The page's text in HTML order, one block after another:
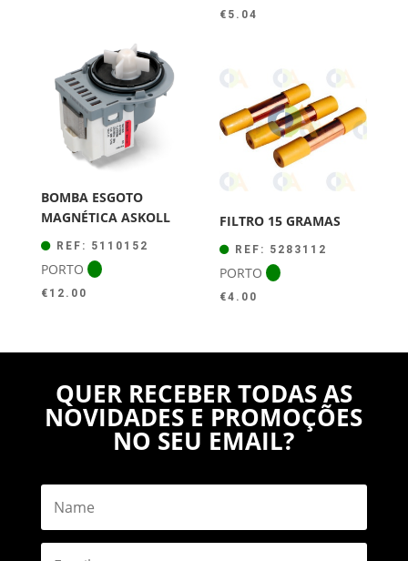
€ 5.04
BOMBA ESGOTO
MAGNÉTICA ASKOLL
REF: 5110152
PORTO
€ 12.00
FILTRO 15 GRAMAS
REF: 5283112
PORTO
€4.00
QUER RECEBER TODAS AS
NOVIDADES E PROMOÇÕES
NO SEU EMAIL?